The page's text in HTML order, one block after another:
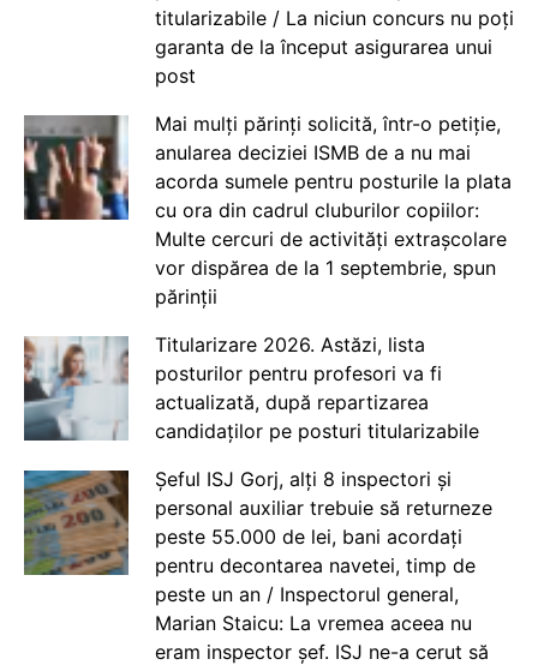
titularizabile / La niciun concurs nu poți
garanta de la început asigurarea unui
post
Mai mulți părinți solicită, într-o petiție,
anularea deciziei ISMB de a nu mai
acorda sumele pentru posturile la plata
cu ora din cadrul cluburilor copiilor:
Multe cercuri de activități extrașcolare
vor dispărea de la 1 septembrie, spun
părinții
Titularizare 2026. Astăzi, lista
posturilor pentru profesori va fi
actualizată, după repartizarea
candidaților pe posturi titularizabile
Șeful ISJ Gorj, alți 8 inspectori și
personal auxiliar trebuie să returneze
peste 55.000 de lei, bani acordați
pentru decontarea navetei, timp de
peste un an / Inspectorul general,
Marian Staicu: La vremea aceea nu
eram inspector șef. ISJ ne-a cerut să